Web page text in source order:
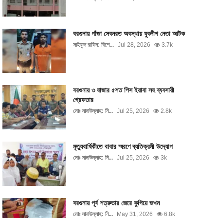
বরগুনায় গাঁজা সেবনরত অবস্থায় যুবলীগ নেতা আটক
সাইফুল রাফিন: বিশে... Jul 28, 2026 3.7k
বরগুনায় ৩ হাজার ৫শত পিস ইয়াবা সহ ব্যবসায়ী
গ্রেফতার
মোঃ সানাউল্লাহ: নি... Jul 25, 2026 2.8k
মৃত্যুবার্ষিকীতে বাবার স্মরণে ব্যতিক্রমী উদ্যোগ
মোঃ সানাউল্লাহ: নি... Jul 25, 2026 3k
বরগুনায় পূর্ব শত্রুতার জেরে কুপিয়ে জখম
মোঃ সানাউল্লাহ: নি... May 31, 2026 6.8k